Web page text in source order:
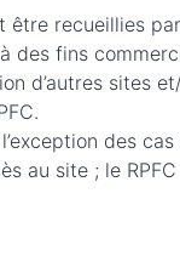
recueillies
des fins
d’autres sites
des
au site ; le